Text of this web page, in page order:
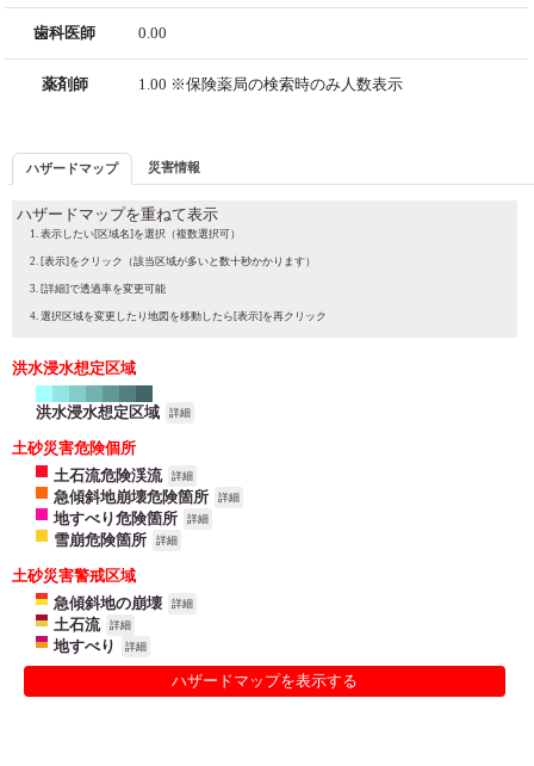
歯科医師 0.00
薬剤師 1.00 ※保険薬局の検索時のみ人数表示
ハザードマップ 災害情報
ハザードマップを重ねて表示
表示したい[区域名]を選択（複数選択可）
[表示]をクリック（該当区域が多いと数十秒かかります）
[詳細]で透過率を変更可能
選択区域を変更したり地図を移動したら[表示]を再クリック
洪水浸水想定区域
洪水浸水想定区域 詳細
土砂災害危険個所
土石流危険渓流
詳細
急傾斜地崩壊危険箇所 詳細
地すべり危険箇所 詳細
雪崩危険箇所 詳細
土砂災害警戒区域
急傾斜地の崩壊
詳細
土石流 詳細
地すべり 詳細
ハザードマップを表示する